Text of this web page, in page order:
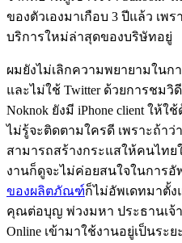
ของตัวเองมาเกือบ 3 ปีแล้ว เพร
บริการใหม่ล่าสุดของบริษัทอยู่
ผมยังไม่เลิกความพยายามในก
และไม่ใช้ Twitter ด้วยการชม
Noknok ยังมี iPhone client ให้
ไม่รู้จะติดตามใครดี เพราะถ้าว่
สามารถสร้างกระแสให้คนไท
งานก็ดูจะไม่ค่อยสนใจในการอั
ของผลิตภัณฑ์ก็ไม่อัพเดทมาตั้ง
คุณต่อบุญ พ่วงมหา ประธานเจ้
Online เข้ามาใช้งานอยู่เป็นระ